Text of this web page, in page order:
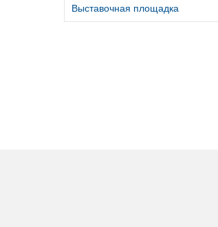
Выставочная площадка